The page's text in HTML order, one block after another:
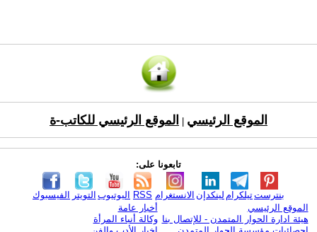
الموقع الرئيسي الموقع الرئيسي للكاتب-ة
تابعونا على:
الفيسبوك التويتر اليوتيوب RSS الانستغرام لينكدإن تيلكرامبنترست
الموقع الرئيسي
هيئة ادارة الحوار المتمدن - للإتصال بنا
أخبار عامة
وكالة أنباء المرأة